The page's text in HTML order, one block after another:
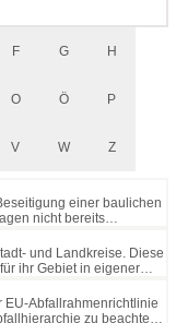
F G H
O Ö P
V W Z
einer baulichen
nicht bereits
in
ist die teilweise
zu verstehen. Soweit
ist, kommt beim
Abbruch ist
und Landkreise. Diese
ihr Gebiet in eigener
sich von Kommune zu
Baden-
der Stadt- und
EU-Abfallrahmenrichtlinie
zu beachten.